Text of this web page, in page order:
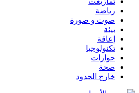
رياضة
صوت و صورة
بيئة
إعاقة
تكنولوجيا
حوارات
صحة
خارج الحدود